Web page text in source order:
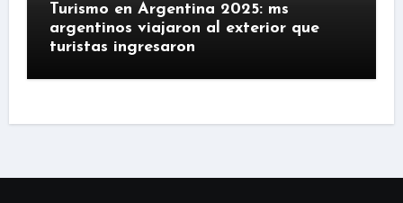
Turismo en Argentina 2025: ms
argentinos viajaron al exterior que
turistas ingresaron